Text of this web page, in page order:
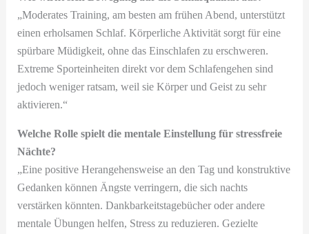
„Moderates Training, am besten am frühen Abend, unterstützt
einen erholsamen Schlaf. Körperliche Aktivität sorgt für eine
spürbare Müdigkeit, ohne das Einschlafen zu erschweren.
Extreme Sporteinheiten direkt vor dem Schlafengehen sind
jedoch weniger ratsam, weil sie Körper und Geist zu sehr
aktivieren.“
Welche Rolle spielt die mentale Einstellung für stressfreie
Nächte?
„Eine positive Herangehensweise an den Tag und konstruktive
Gedanken können Ängste verringern, die sich nachts
verstärken könnten. Dankbarkeitstagebücher oder andere
mentale Übungen helfen, Stress zu reduzieren. Gezielte